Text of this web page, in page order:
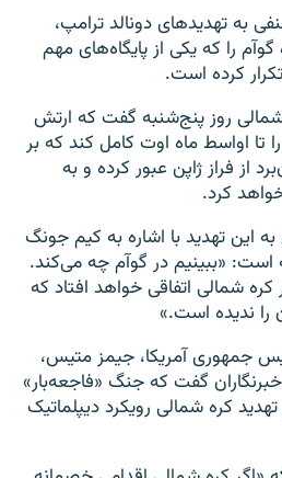
به تهدیدهای دونالد ترامپ،
را که یکی از پایگاه‌های مهم
کرده است.
روز پنج‌شنبه گفت که ارتش
تا اواسط ماه اوت کامل کند که بر
از فراز ژاپن عبور کرده و به
کرد.
این تهدید با اشاره به کیم جونگ
است: «ببینیم در گوآم چه می‌کند.
کره شمالی اتفاقی خواهد افتاد که
را ندیده است.»
جمهوری آمریکا، جیمز متیس،
گفت که جنگ «فاجعه‌بار»
کره شمالی رویکرد دیپلماتیک